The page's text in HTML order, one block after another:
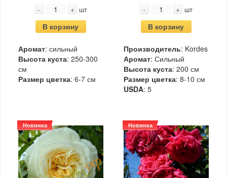
- + шт
В корзину
Аромат: сильный
Высота куста: 250-300
см
Размер цветка: 6-7 см
- + шт
В корзину
Производитель: Kordes
Аромат: Сильный
Высота куста: 200 см
Размер цветка: 8-10 см
USDA: 5
Новинка Новинка